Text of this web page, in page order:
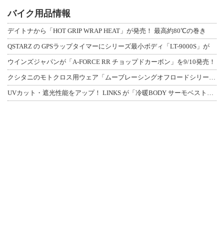
バイク用品情報
デイトナから「HOT GRIP WRAP HEAT」が発売！ 最高約80℃の巻き
QSTARZ の GPSラップタイマーにシリーズ最小ボディ「LT-9000S」が
ウインズジャパンが「A-FORCE RR チョップドカーボン」を9/10発売！